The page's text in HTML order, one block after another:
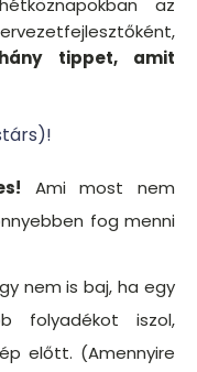
az
tippet, amit
Ami most nem
fog menni
nem is baj, ha egy
folyadékot iszol,
előtt. (Amennyire